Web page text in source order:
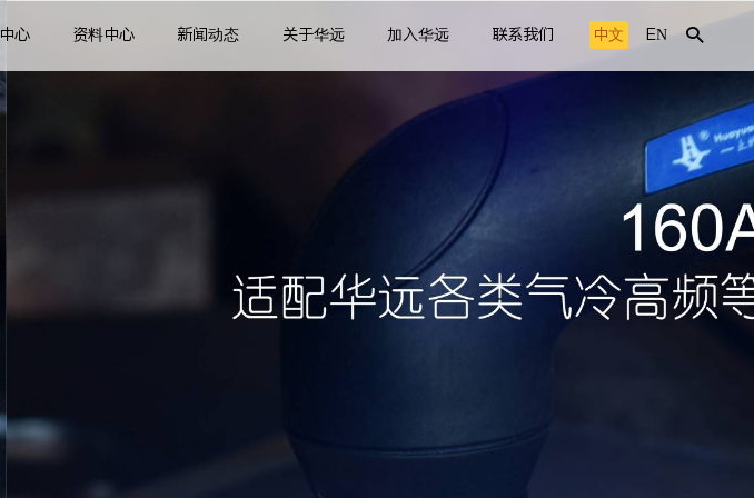
心 资料中心 新闻动态 关于华远 加入华远 联系我们 中文 EN 